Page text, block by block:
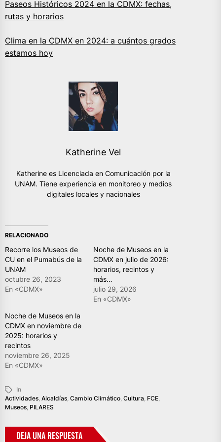
Paseos Históricos 2024 en la CDMX: fechas,
rutas y horarios
Clima en la CDMX en 2024: a cuántos grados
estamos hoy
Katherine Vel
Katherine es Licenciada en Comunicación por la
UNAM. Tiene experiencia en monitoreo y medios
digitales locales y nacionales
RELACIONADO
Recorre los Museos de
CU en el Pumabús de la
UNAM
octubre 26, 2023
En «CDMX»
Noche de Museos en la
CDMX en julio de 2026:
horarios, recintos y
más…
julio 29, 2026
En «CDMX»
Noche de Museos en la
CDMX en noviembre de
2025: horarios y
recintos
noviembre 26, 2025
En «CDMX»
In
Actividades Alcaldías Cambio Climático Cultura FCE
Museos PILARES
DEJA UNA RESPUESTA